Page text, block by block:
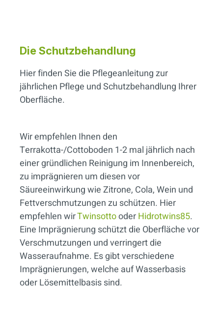
Die Schutzbehandlung
Hier finden Sie die Pflegeanleitung zur
jährlichen Pflege und Schutzbehandlung Ihrer
Oberfläche.
Wir empfehlen Ihnen den
Terrakotta-/Cottoboden 1-2 mal jährlich nach
einer gründlichen Reinigung im Innenbereich,
zu imprägnieren um diesen vor
Säureeinwirkung wie Zitrone, Cola, Wein und
Fettverschmutzungen zu schützen. Hier
empfehlen wirTwinsottooderHidrotwins85.
Eine Imprägnierung schützt die Oberfläche vor
Verschmutzungen und verringert die
Wasseraufnahme. Es gibt verschiedene
Imprägnierungen, welche auf Wasserbasis
oder Lösemittelbasis sind.